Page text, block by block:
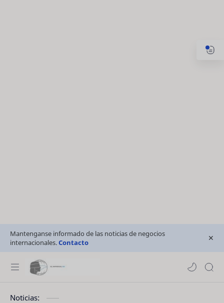
Mantenganse informado de las noticias de negocios
internacionales.Contacto
Noticias: